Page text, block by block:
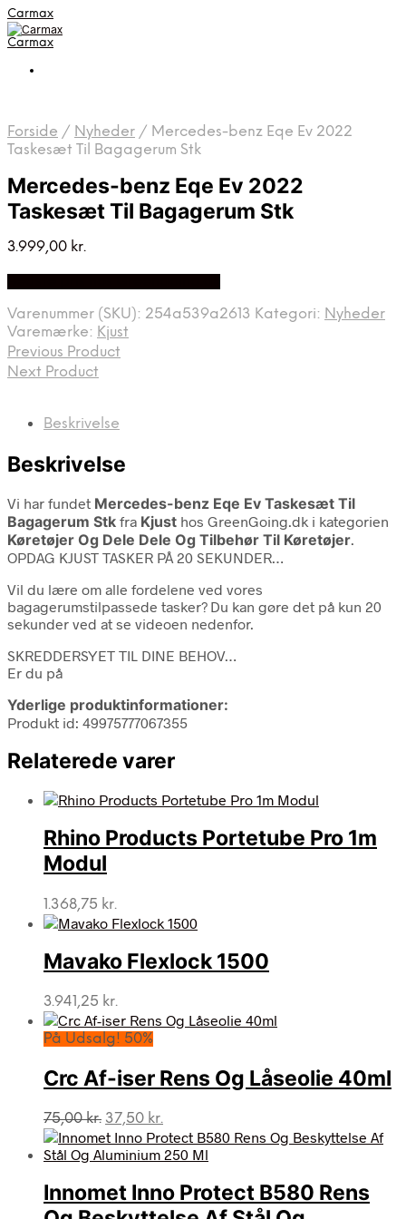
Carmax
Carmax
Forside / Nyheder / Mercedes-benz Eqe Ev 2022
Taskesæt Til Bagagerum Stk
Mercedes-benz Eqe Ev 2022
Taskesæt Til Bagagerum Stk
3.999,00 kr.
Varenummer (SKU): 254a539a2613 Kategori: Nyheder
Varemærke: Kjust
Previous Product
Next Product
Beskrivelse
Beskrivelse
Vi har fundet Mercedes-benz Eqe Ev Taskesæt Til
Bagagerum Stk fra Kjust hos GreenGoing.dk i kategorien
Køretøjer Og Dele Dele Og Tilbehør Til Køretøjer.
OPDAG KJUST TASKER PÅ 20 SEKUNDER…
Vil du lære om alle fordelene ved vores
bagagerumstilpassede tasker? Du kan gøre det på kun 20
sekunder ved at se videoen nedenfor.
SKREDDERSYET TIL DINE BEHOV…
Er du på
Yderlige produktinformationer:
Produkt id: 49975777067355
Relaterede varer
Rhino Products Portetube Pro 1m
Modul
1.368,75 kr.
Mavako Flexlock 1500
3.941,25 kr.
På Udsalg! 50%
Crc Af-iser Rens Og Låseolie 40ml
75,00kr. Den
oprindelige
pris
75,00 kr..
37,50 kr.
aktuelle
pris
37,50 kr..
Innomet Inno Protect B580 Rens